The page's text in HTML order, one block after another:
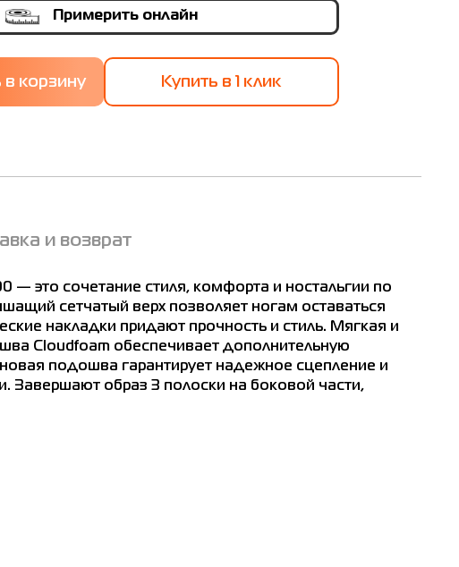
HQ7289
Примерить онлайн
Купить в 1 клик
и возврат
— это сочетание стиля, комфорта и ностальгии по
сетчатый верх позволяет ногам оставаться
накладки придают прочность и стиль. Мягкая и
Cloudfoam обеспечивает дополнительную
подошва гарантирует надежное сцепление и
Завершают образ 3 полоски на боковой части,